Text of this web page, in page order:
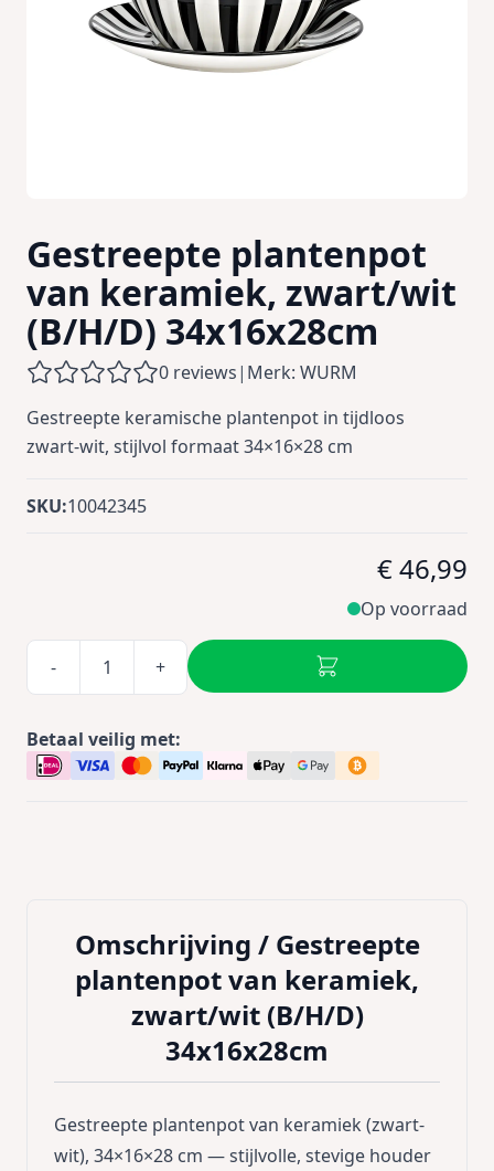
Gestreepte plantenpot
van keramiek, zwart/wit
(B/H/D) 34x16x28cm
0 reviews| Merk: WURM
Gestreepte keramische plantenpot in tijdloos
zwart‑wit, stijlvol formaat 34×16×28 cm
SKU:10042345
€ 46,99
Op voorraad
- +
Betaal veilig met:
Omschrijving / Gestreepte
plantenpot van keramiek,
zwart/wit (B/H/D)
34x16x28cm
Gestreepte plantenpot van keramiek (zwart-
wit), 34×16×28 cm — stijlvolle, stevige houder